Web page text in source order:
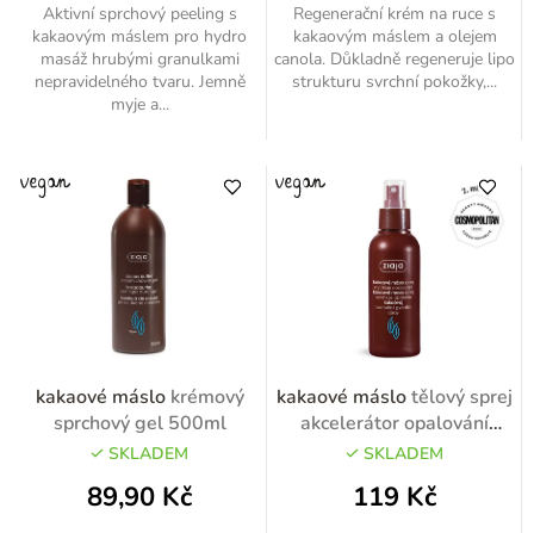
Aktivní sprchový peeling s
kakaovým máslem pro hydro
masáž hrubými granulkami
nepravidelného tvaru. Jemně
myje a...
Regenerační krém na ruce s
kakaovým máslem a olejem
canola. Důkladně regeneruje lipo
strukturu svrchní pokožky,...
kakaové máslo krémový
sprchový gel 500ml
SKLADEM
89,90 Kč
kakaové máslotělový sprej
akcelerátor opalování
100ml
SKLADEM
119 Kč